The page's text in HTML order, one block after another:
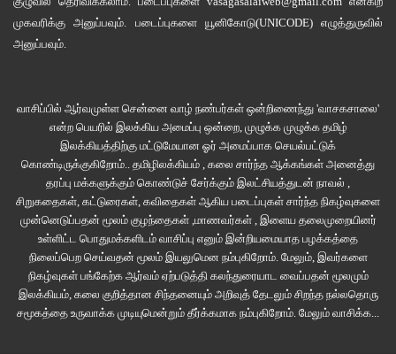
முகவரிக்கு அனுப்பவும். படைப்புகளை யூனிகோடு(UNICODE)எழுத்துருவில்
அனுப்பவும்.
வாசிப்பில் ஆர்வமுள்ள சென்னை வாழ் நண்பர்கள் ஒன்றிணைந்து 'வாசகசாலை'
என்ற பெயரில் இலக்கிய அமைப்பு ஒன்றை, முழுக்க முழுக்க தமிழ்
இலக்கியத்திற்கு மட்டுமேயான ஓர் அமைப்பாக செயல்பட்டுக்
கொண்டிருக்குகிறோம்.. தமிழிலக்கியம் , கலை சார்ந்த ஆக்கங்கள் அனைத்து
தரப்பு மக்களுக்கும் கொண்டுச் சேர்க்கும் இலட்சியத்துடன் நாவல் ,
சிறுகதைகள், கட்டுரைகள், கவிதைகள் ஆகிய படைப்புகள் சார்ந்த நிகழ்வுகளை
முன்னெடுப்பதன் மூலம் குழந்தைகள் ,மாணவர்கள் , இளைய தலைமுறையினர்
உள்ளிட்ட பொதுமக்களிடம் வாசிப்பு எனும் இன்றியமையாத பழக்கத்தை
நிலைப்பெற செய்வதன் மூலம் இயலுமென நம்புகிறோம். மேலும், இவர்களை
நிகழ்வுகள் பங்கேற்க ஆர்வம் ஏற்படுத்தி கலந்துரையாட வைப்பதன் மூலமும்
இலக்கியம், கலை குறித்தான சிந்தனையும் அறிவுத் தேடலும் சிறந்த நல்லதொரு
சமூகத்தை உருவாக்க முடியுமென்றும் தீர்க்கமாக நம்புகிறோம். மேலும் வாசிக்க...